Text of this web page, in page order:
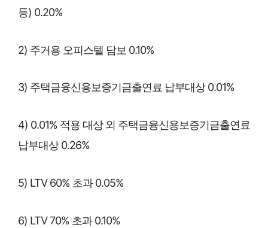
등) 0.20%
2) 주거용 오피스텔 담보 0.10%
3) 주택금융신용보증기금출연료 납부대상 0.01%
4) 0.01% 적용 대상 외 주택금융신용보증기금출연료
납부대상 0.26%
5) LTV 60% 초과 0.05%
6) LTV 70% 초과 0.10%